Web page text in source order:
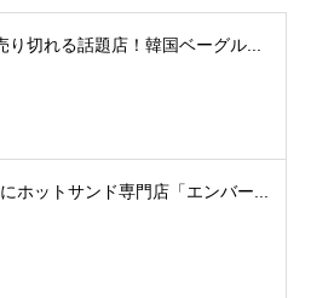
り切れる話題店！韓国ベーグル...
ホットサンド専門店「エンバー...